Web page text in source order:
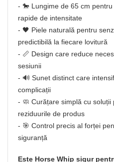
- 🐎 Lungime de 65 cm
rapide de intensitate
- 🖤 Piele naturală pentru
predictibilă la fiecare lovitură
- 📏 Design care reduce
sesiunii
- 🔊 Sunet distinct care
complicații
- 🧼 Curățare simplă cu soluții
reziduurile de produs
- 🎯 Control precis al forței
siguranță
Este Horse Whip sigur